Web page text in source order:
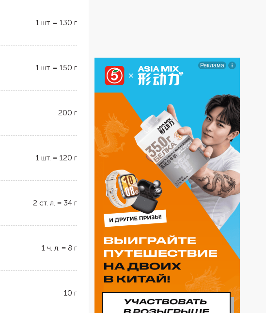
1 шт. = 130 г
1 шт. = 150 г
200 г
1 шт. = 120 г
2 ст. л. = 34 г
1 ч. л. = 8 г
10 г